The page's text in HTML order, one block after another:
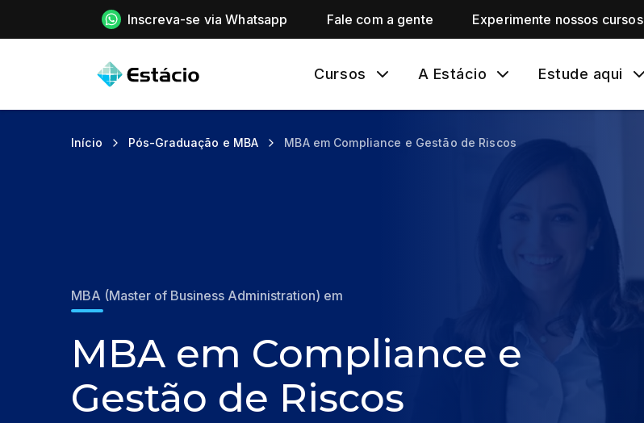
Inscreva-se via Whatsapp Fale com a gente Experimente nossos cursos
Cursos A Estácio Estude aqui
Início Pós-Graduação e MBA MBA em Compliance e Gestão de Riscos
MBA (Master of Business Administration) em
MBA em Compliance e
Gestão de Riscos